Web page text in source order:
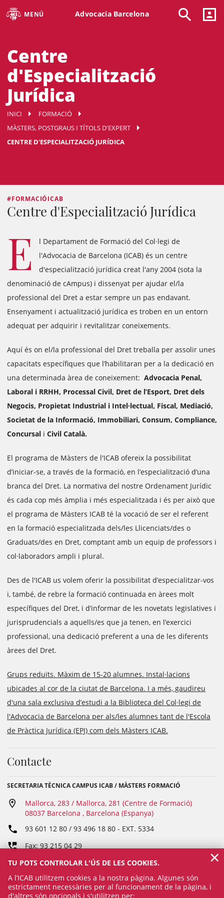
MENÚ Advocacia Barcelona
Centre
d'Especialització
Jurídica
INICI
FORMACIÓ
MÀSTERS, POSTGRAUS I TÍTOLS D'EXPERT
CENTRE D'ESPECIALITZACIÓ JURÍDICA
#FORMACIÓICAB
Centre d'Especialització Jurídica
E
l Departament de Formació del Col·legi de
l'Advocacia de Barcelona (ICAB) és un centre
d'especialització jurídica creat l'any 2004 (sota la
denominació de cAmpus) i dissenyat per ajudar el/la
professional del Dret a estar sempre un pas endavant.
Ensenyament i actualització jurídica es troben en un entorn
adequat per adquirir i revitalitzar coneixements.
Aquí és on el/la professional del Dret treballa per assolir unes
capacitats específiques que l’habilitaran per a la dedicació en
una determinada àrea de coneixement: Advocacia Penal,
Laboral i RRHH, Processal Civil, Dret de l’Esport, Dret dels
Negocis, Propietat Industrial i Intel·lectual, Fiscal, Mediació,
Societat de la Informació, Immobiliari, Consum, Compliance,
Concursal i Civil Català.
El programa de Màsters de l'ICAB ofereix la possibilitat
d’iniciar-se, a través de la formació, en l’especialització d’una
branca del Dret. La normativa del nostre Ordenament Jurídic
és cada cop més àmplia i més especialitzada i és per això que
el programa de Màsters ICAB té la vocació de ser el referent
en la formació especialitzada dels/les Llicenciats/des o
Graduats/des en Dret, comptant amb un equip de professors i
col·laboradors ampli i plural.
Des de l'ICAB us volem oferir la possibilitat d’especialitzar-vos
i, també, de rebre la formació continuada en àrees molt
específiques del Dret, i d’informar de les novetats legislatives i
jurisprudencials a aquells/es que ja tenen, en l’exercici
professional, una dedicació preferent a una de les diferents
àrees del Dret.
Grups reduïts. Màxim de 15-20 alumnes. Instal·lacions
ubicades al cor de la ciutat de Barcelona. I a més, gaudireu
d'una sala exclusiva d’estudi a la Biblioteca del Col·legi de
l'Advocacia de Barcelona per als/les alumnes tant de l'Escola
de Pràctica Jurídica (EPJ) com dels Màsters ICAB.
Contacte
SECRETARIA TÈCNICA CAMPUS ICAB / MÀSTERS FORMACIÓ
Mallorca, 283 / Mallorca, 281 (Centre de Formació)
08037 Barcelona , Barcelona (Espanya)
93 601 12 80 / 93 496 18 80 - EXT. 5334
Fax: 93 215 04 29
campus@icab.cat
masters@icab.cat
TU POTS CONTROLAR L'ÚS DE LES COOKIES.
A l’ICAB utilitzem cookies a la nostra pàgina. Algunes són
estrictament necessàries per al funcionament de la pàgina, i
d'altres són opcionals i s'utilitzen per:
×